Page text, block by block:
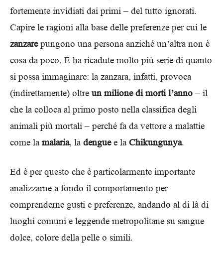
fortemente invidiati dai primi – del tutto ignorati.
Capire le ragioni alla base delle preferenze per cui le
zanzarepungono una persona anziché un’altra non è
cosa da poco. E ha ricadute molto più serie di quanto
si possa immaginare: la zanzara, infatti, provoca
(indirettamente) oltre un milione di morti l’anno– il
che la colloca al primo posto nella classifica degli
animali più mortali – perché fa da vettore a malattie
come lamalaria, ladenguee laChikungunya.
Ed è per questo che è particolarmente importante
analizzarne a fondo il comportamento per
comprenderne gusti e preferenze, andando al di là di
luoghi comuni e leggende metropolitane su sangue
dolce, colore della pelle o simili.